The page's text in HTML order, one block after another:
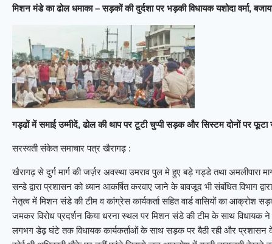
मिशन मंडे का ढोल धमाका – सड़कों की दुर्दशा पर भड़की विधायक यशोदा वर्मा,
गड्ढों में समाई उम्मीदें, ढोल की थाप पर टूटी चुप्पी सड़क और सिस्टम दोनों पर
सरस्वती संकेत समाचार पत्र खैरागढ़ :
खैरागढ़ से दुर्ग मार्ग की जर्ज़र अवस्था उमराव पुल मे हुए बड़े गड्डे तथा अमलीपारा
सन्डे द्वारा प्रशासन को ध्यान आकर्षित करवाए जाने के बावजूद भी संबंधित विभाग
नेतृत्व में मिशन संडे की टीम व कांग्रेस कार्यकर्ता सहित वार्ड वासियों का आक्रोश
जमकर विरोध प्रदर्शन किया धरना स्थल पर मिशन संडे की टीम के साथ विधायक
लगभग डेढ़ घंटे तक विधायक कार्यकर्ताओं के साथ सड़क पर बैठी रही और प्रशासन के